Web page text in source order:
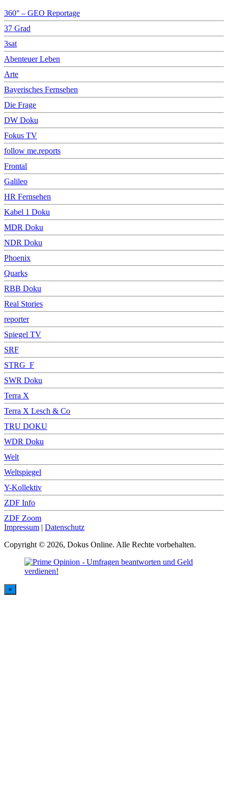
360° – GEO Reportage
37 Grad
3sat
Abenteuer Leben
Arte
Bayerisches Fernsehen
Die Frage
DW Doku
Fokus TV
follow me.reports
Frontal
Galileo
HR Fernsehen
Kabel 1 Doku
MDR Doku
NDR Doku
Phoenix
Quarks
RBB Doku
Real Stories
reporter
Spiegel TV
SRF
STRG_F
SWR Doku
Terra X
Terra X Lesch & Co
TRU DOKU
WDR Doku
Welt
Weltspiegel
Y-Kollektiv
ZDF Info
ZDF Zoom
Impressum | Datenschutz
Copyright © 2026, Dokus Online. Alle Rechte vorbehalten.
×